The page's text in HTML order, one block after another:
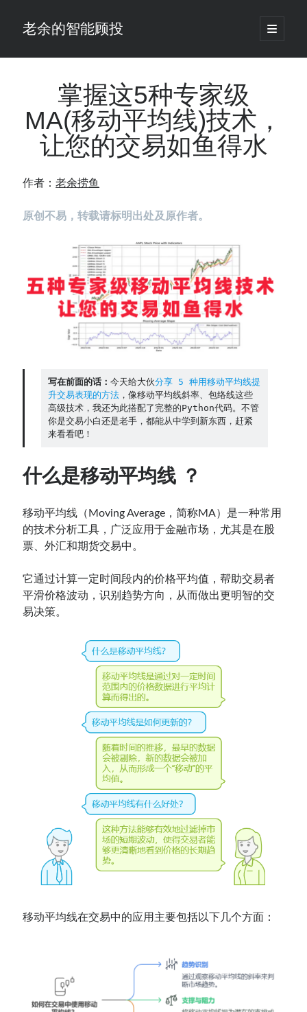
老余的智能顾投
open
primary
Sidebar
最新发表 ：
你的回测曲线越漂亮，我越替你担心：因为历史顺序，正在“倒着”给你
讲故事
大多数突破交易倒在“收缩阶段”，而这个EA等的是“扩张确认”（附完整源
为什么说每年6月底是罗素2000最干净的套利窗口？
老余看市：长鑫4万亿，A股却蒸发12.4万亿
普通人的5个常见投资错误，可能让你多干12年才能退休
怎么把TradingView上的裸指标拆成可回测的交易规则：成交量差值背离
实战
掌握这5种专家级
MA(移动平均线)技术，
让您的交易如鱼得水
作者：老余捞鱼
原创不易，转载请标明出处及原作者。
写在前面的话： 今天给大伙分享 5 种用移动平均线提
升交易表现的方法，像移动平均线斜率、包络线这些
高级技术，我还为此搭配了完整的Python代码。不管
你是交易小白还是老手，都能从中学到新东西，赶紧
来看看吧！
什么是移动平均线 ？
移动平均线（Moving Average，简称MA）是一种常用
的技术分析工具，广泛应用于金融市场，尤其是在股
票、外汇和期货交易中。
它通过计算一定时间段内的价格平均值，帮助交易者
平滑价格波动，识别趋势方向，从而做出更明智的交
易决策。
移动平均线在交易中的应用主要包括以下几个方面：